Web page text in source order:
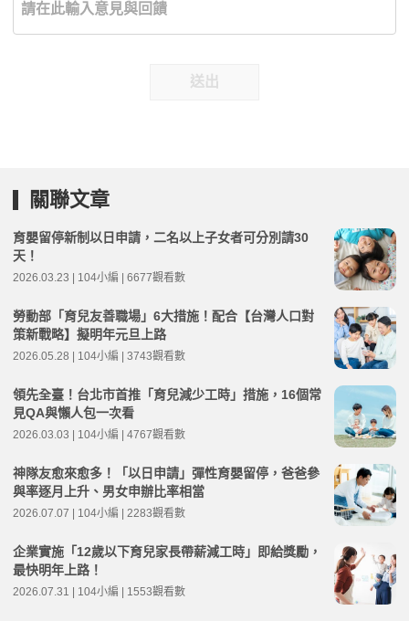
送出
關聯文章
育嬰留停新制以日申請，二名以上子女者可分別請30
天！
2026.03.23 | 104小編 | 6677觀看數
勞動部「育兒友善職場」6大措施！配合【台灣人口對
策新戰略】擬明年元旦上路
2026.05.28 | 104小編 | 3743觀看數
領先全臺！台北市首推「育兒減少工時」措施，16個常
見QA與懶人包一次看
2026.03.03 | 104小編 | 4767觀看數
神隊友愈來愈多！「以日申請」彈性育嬰留停，爸爸參
與率逐月上升、男女申辦比率相當
2026.07.07 | 104小編 | 2283觀看數
企業實施「12歲以下育兒家長帶薪減工時」即給獎勵，
最快明年上路！
2026.07.31 | 104小編 | 1553觀看數